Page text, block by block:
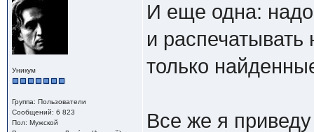
Уникум
Группа: Пользователи
Сообщений: 6 823
Пол: Мужской
И еще одна:
и
только
Все же я